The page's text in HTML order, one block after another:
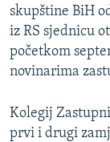
skupštine BiH
iz RS sjednicu
početkom
novinarima
Kolegij
prvi i drugi